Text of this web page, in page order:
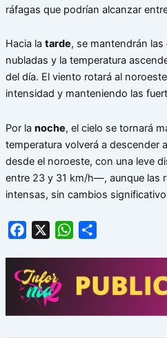
ráfagas que podrían alcanzar
Hacia la tarde, se mantendrán
nubladas y la temperatura
del día. El viento rotará al
intensidad y manteniendo las
Por la noche, el cielo se tornará
temperatura volverá a descender
desde el noroeste, con una leve
entre 23 y 31 km/h—, aunque las
intensas, sin cambios
Facebook WhatsApp